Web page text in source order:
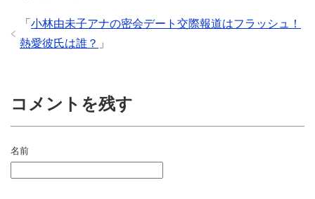
「 小林由未子アナの密会デート交際報道はフラッシュ！
熱愛彼氏は誰？ 」
コメントを残す
名前